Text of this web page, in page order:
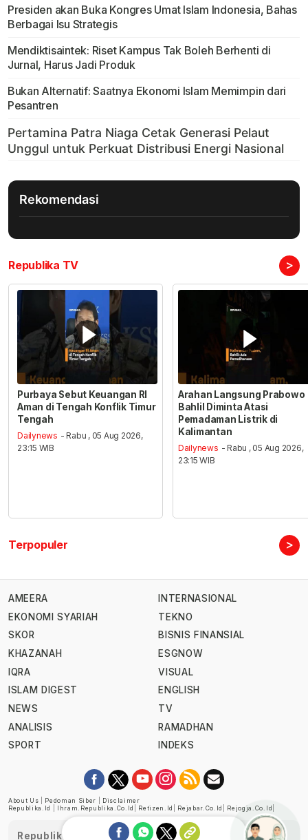
Presiden akan Buka Kongres Umat Islam Indonesia, Bahas
Berbagai Isu Strategis
Mendiktisaintek: Riset Kampus Tak Boleh Berhenti di
Jurnal, Harus Jadi Produk
Bukan Alternatif: Saatnya Ekonomi Islam Memimpin dari
Pesantren
Rekomendasi
Republika TV >
Purbaya Sebut Keuangan RI
Aman di Tengah Konflik Timur
Tengah
Dailynews - Rabu , 05 Aug 2026,
23:15 WIB
Arahan Langsung Prabowo
Bahlil Diminta Atasi
Pemadaman Listrik di
Kalimantan
Dailynews - Rabu , 05 Aug 2026,
23:15 WIB
Terpopuler >
AMEERA
EKONOMI SYARIAH
SKOR
KHAZANAH
IQRA
ISLAM DIGEST
NEWS
ANALISIS
SPORT
INTERNASIONAL
TEKNO
BISNIS FINANSIAL
ESGNOW
VISUAL
ENGLISH
TV
RAMADHAN
INDEKS
About Us Pedoman Siber
Disclaimer
Republika.id
Ihram.republika.co.id Retizen.id Rejabar.co.id Rejogja.co.id
Republika telah diverifikasi oleh Dewan Pers